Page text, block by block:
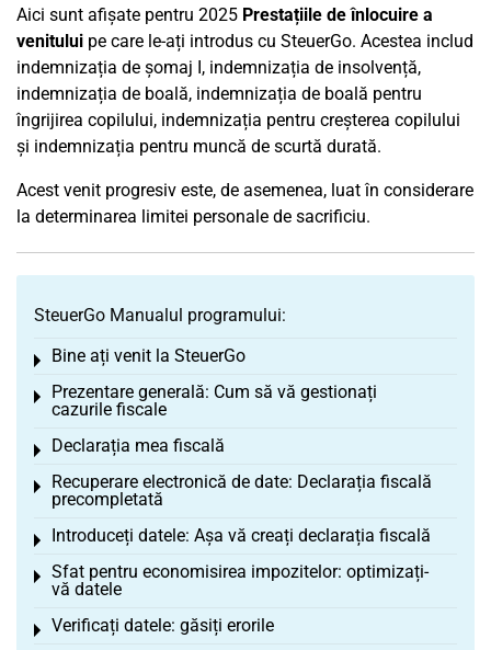
Aici sunt afișate pentru 2025 Prestațiile de înlocuire a
venitului pe care le-ați introdus cu SteuerGo. Acestea includ
indemnizația de șomaj I, indemnizația de insolvență,
indemnizația de boală, indemnizația de boală pentru
îngrijirea copilului, indemnizația pentru creșterea copilului
și indemnizația pentru muncă de scurtă durată.
Acest venit progresiv este, de asemenea, luat în considerare
la determinarea limitei personale de sacrificiu.
SteuerGo Manualul programului:
Bine ați venit la SteuerGo
Toggle menu
Prezentare generală: Cum să vă gestionați
cazurile fiscale
Toggle menu
Declarația mea fiscală
Toggle menu
Recuperare electronică de date: Declarația fiscală
precompletată
Toggle menu
Introduceți datele: Așa vă creați declarația fiscală
Toggle menu
Sfat pentru economisirea impozitelor: optimizați-
vă datele
Toggle menu
Verificați datele: găsiți erorile
Toggle menu